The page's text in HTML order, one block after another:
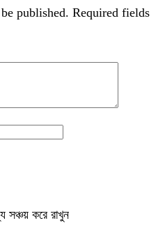
published. Required fields
করে রাখুন